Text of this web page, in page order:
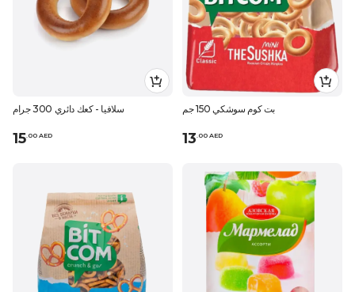
سلافيا - كعك دائري 300 جرام
15.00 AED
بت كوم سوشكي 150 جم
13.00 AED